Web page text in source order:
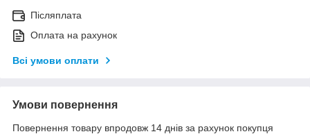
Післяплата
Оплата на рахунок
Всі умови оплати
Умови повернення
Повернення товару впродовж 14 днів за рахунок покупця